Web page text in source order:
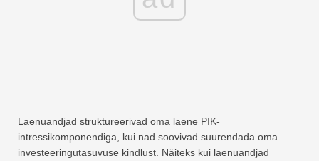
Laenuandjad struktureerivad oma laene PIK-
intressikomponendiga, kui nad soovivad suurendada oma
investeeringutasuvuse kindlust. Näiteks kui laenuandjad